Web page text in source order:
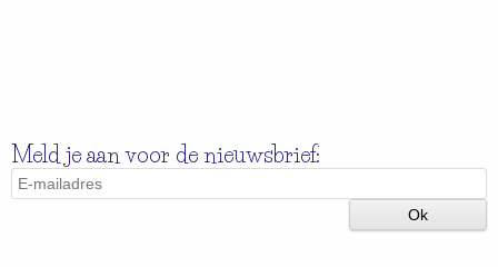
Meld je aan voor de nieuwsbrief: